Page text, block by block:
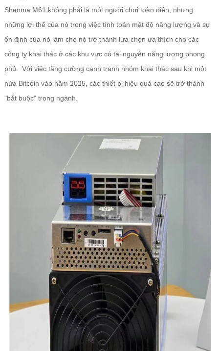
Shenma M61 không phải là một người chơi toàn diện, nhưng
những lợi thế của nó trong việc tính toán mật độ năng lượng và sự
ổn định của nó làm cho nó trở thành lựa chọn ưa thích cho các
công ty khai thác ở các khu vực có tài nguyên năng lượng phong
phú. Với việc tăng cường cạnh tranh nhóm khai thác sau khi một
nửa Bitcoin vào năm 2025, các thiết bị hiệu quả cao sẽ trở thành
"bắt buộc" trong ngành.